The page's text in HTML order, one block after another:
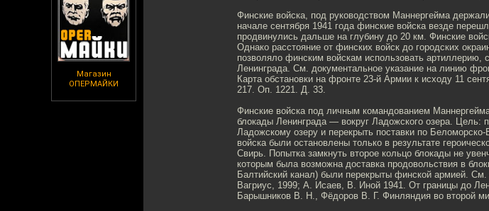
Магазин
ОПЕРМАЙКИ
Финские войска, под руководством Маннергейма
начале сентября 1941 года финские войска везде
продвинулись дальше на глубину до 20 км. Финские
Однако расстояние от финских войск до городских
позволяло финским войскам использовать
Ленинграда. См. документальное указание на линию
Карта обстановки на фронте 23-й Армии к исходу 11
217. Оп. 1221. Д. 33.
Финские войска под личным командованием
блокады Ленинграда — вокруг Ладожского озера. Цель:
Ладожскому озеру и перекрыть поставки по
войска были остановлены только в результате
Свирь. Попытка замкнуть второе кольцо блокады не
которым была возможна доставка продовольствия в
Балтийский канал) были перекрыты финской армией.
Вагриус, 1999; А. Исаев, В. Иной 1941. От границы до
Барышников В. Н., Фёдоров В. Г. Финляндия во второй